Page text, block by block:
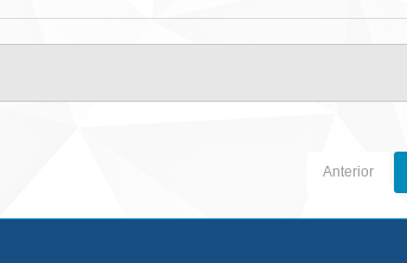
Anterior